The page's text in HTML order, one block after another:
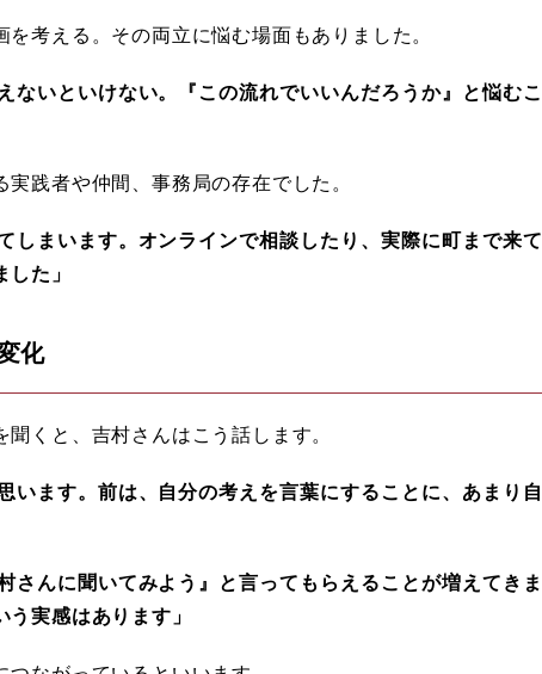
考える。その両立に悩む場面もありました。
いといけない。『この流れでいいんだろうか』と悩むこ
践者や仲間、事務局の存在でした。
まいます。オンラインで相談したり、実際に町まで来て
た」
化
くと、吉村さんはこう話します。
ます。前は、自分の考えを言葉にすることに、あまり自
んに聞いてみよう』と言ってもらえることが増えてきま
実感はあります」